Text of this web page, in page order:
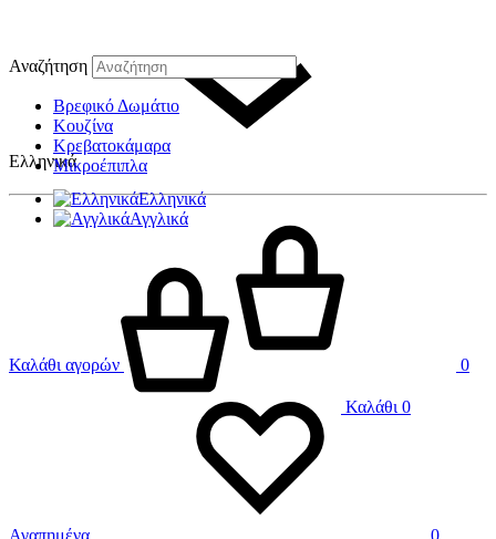
Ελληνικά
Ελληνικά
Αγγλικά
Καλάθι 0
Αναζήτηση
Βρεφικό Δωμάτιο
Κουζίνα
Κρεβατοκάμαρα
Μικροέπιπλα
Καλάθι αγορών 0
Αγαπημένα 0